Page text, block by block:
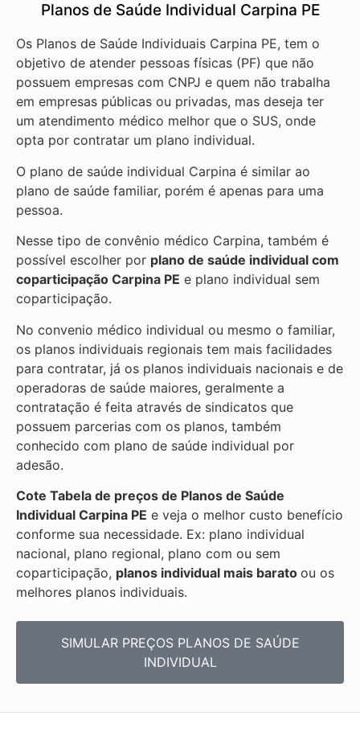
Planos de Saúde Individual Carpina PE
Os Planos de Saúde Individuais Carpina PE, tem o
objetivo de atender pessoas físicas (PF) que não
possuem empresas com CNPJ e quem não trabalha
em empresas públicas ou privadas, mas deseja ter
um atendimento médico melhor que o SUS, onde
opta por contratar um plano individual.
O plano de saúde individual Carpina é similar ao
plano de saúde familiar, porém é apenas para uma
pessoa.
Nesse tipo de convênio médico Carpina, também é
possível escolher por plano de saúde individual com
coparticipação Carpina PE e plano individual sem
coparticipação.
No convenio médico individual ou mesmo o familiar,
os planos individuais regionais tem mais facilidades
para contratar, já os planos individuais nacionais e de
operadoras de saúde maiores, geralmente a
contratação é feita através de sindicatos que
possuem parcerias com os planos, também
conhecido com plano de saúde individual por
adesão.
Cote Tabela de preços de Planos de Saúde
Individual Carpina PE e veja o melhor custo benefício
conforme sua necessidade. Ex: plano individual
nacional, plano regional, plano com ou sem
coparticipação, planos individual mais barato ou os
melhores planos individuais.
SIMULAR PREÇOS PLANOS DE SAÚDE
INDIVIDUAL